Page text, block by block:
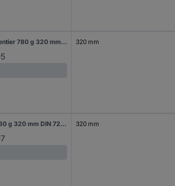
Picard 60000 60000 Marteau de charpentier 780 g 320 mm DIN 7239 1 pc(s) 320 mm
Picard 62000 Marteau de charpentier 760 g 320 mm DIN 7239 1 pc(s) 320 mm